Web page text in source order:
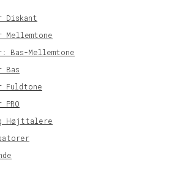
Diskant
Mellemtone
Bas-Mellemtone
Bas
Fuldtone
PRO
Højttalere